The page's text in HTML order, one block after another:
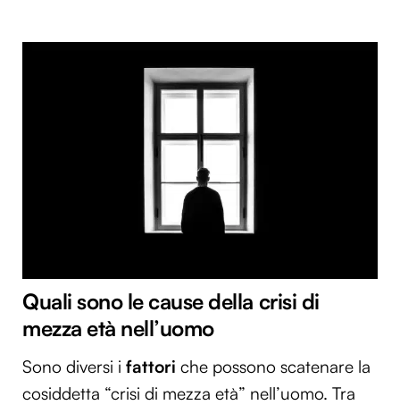
Quali sono le cause della crisi di
mezza età nell’uomo
Sono diversi i fattori che possono scatenare la
cosiddetta “crisi di mezza età” nell’uomo. Tra